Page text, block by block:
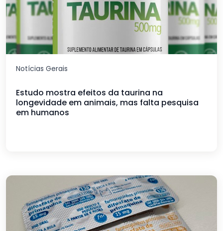
Notícias Gerais
Estudo mostra efeitos da taurina na
longevidade em animais, mas falta pesquisa
em humanos